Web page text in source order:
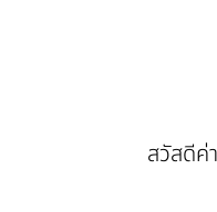
สวัสดีค่